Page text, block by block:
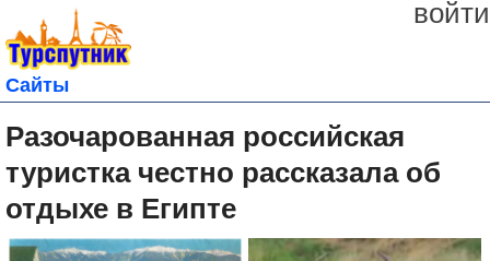
войти
Сайты
Разочарованная российская
туристка честно рассказала об
отдыхе в Египте